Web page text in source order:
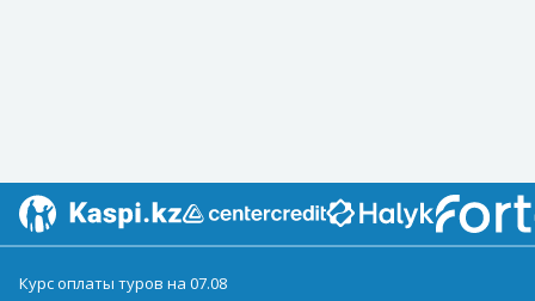
Курс оплаты туров на 07.08